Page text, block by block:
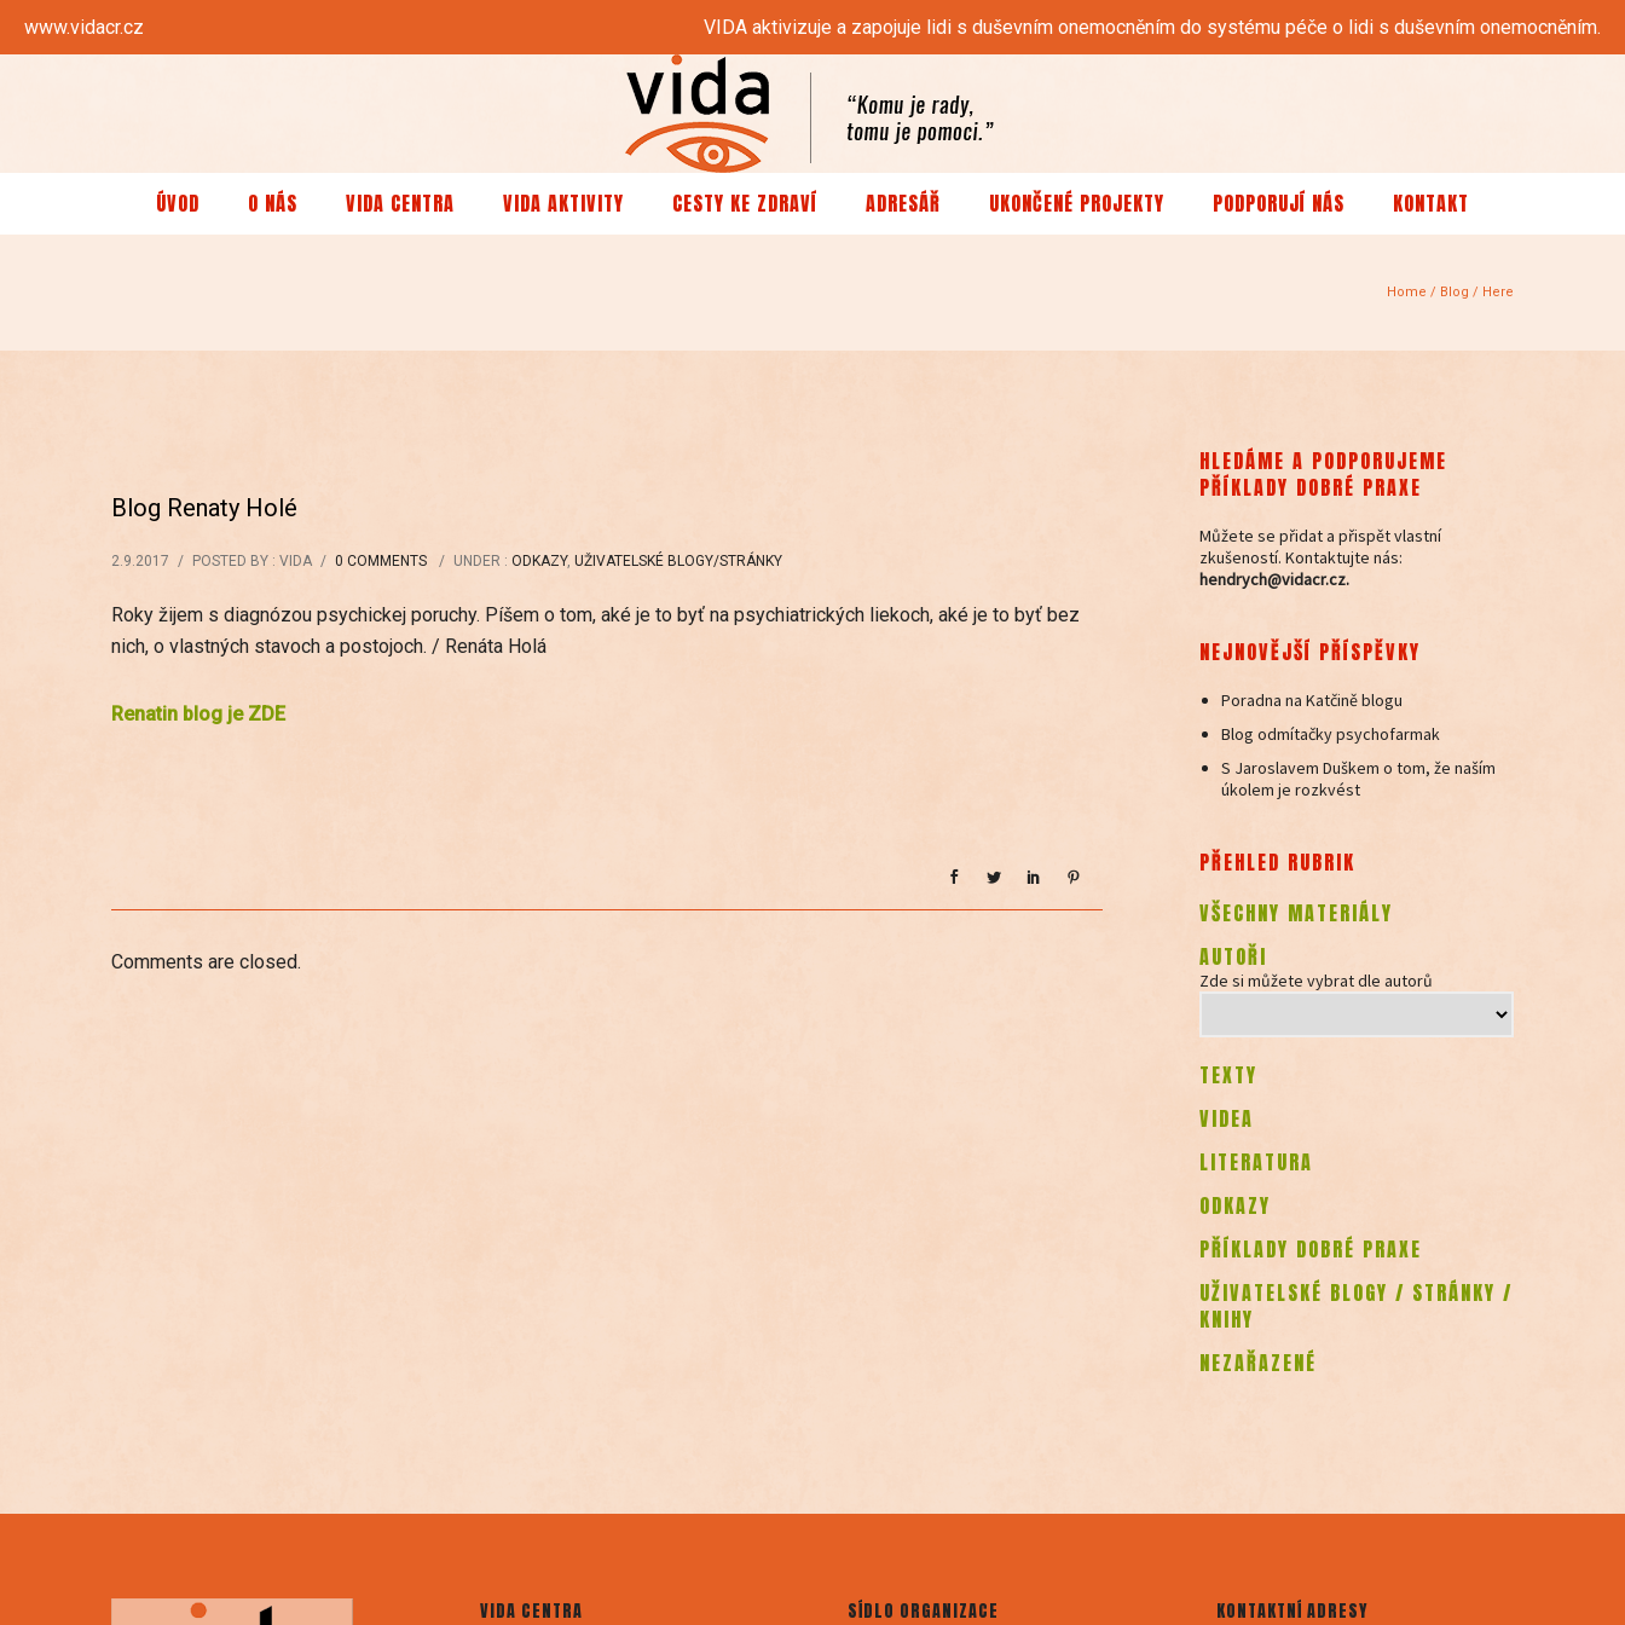
www.vidacr.cz VIDA aktivizuje a zapojuje lidi s duševním onemocněním do systému péče o lidi s duševním onemocněním.
ÚVOD O NÁS VIDA CENTRA VIDA AKTIVITY CESTY KE ZDRAVÍ ADRESÁŘ UKONČENÉ PROJEKTY PODPORUJÍ NÁS KONTAKT
Home / Blog / Here
Blog Renaty Holé
2.9.2017 / POSTED BY : VIDA / 0 COMMENTS / UNDER : ODKAZY, UŽIVATELSKÉ BLOGY/STRÁNKY
Roky žijem s diagnózou psychickej poruchy. Píšem o tom, aké je to byť na psychiatrických liekoch, aké je to byť bez
nich, o vlastných stavoch a postojoch. / Renáta Holá
Renatin blog je ZDE
Comments are closed.
HLEDÁME A PODPORUJEME
PŘÍKLADY DOBRÉ PRAXE
Můžete se přidat a přispět vlastní
zkušeností. Kontaktujte nás:
hendrych@vidacr.cz.
NEJNOVĚJŠÍ PŘÍSPĚVKY
Poradna na Katčině blogu
Blog odmítačky psychofarmak
S Jaroslavem Duškem o tom, že naším
úkolem je rozkvést
PŘEHLED RUBRIK
VŠECHNY MATERIÁLY
AUTOŘI
Zde si můžete vybrat dle autorů
TEXTY
VIDEA
LITERATURA
ODKAZY
PŘÍKLADY DOBRÉ PRAXE
UŽIVATELSKÉ BLOGY / STRÁNKY /
KNIHY
NEZAŘAZENÉ
VIDA CENTRA SÍDLO ORGANIZACE KONTAKTNÍ ADRESY